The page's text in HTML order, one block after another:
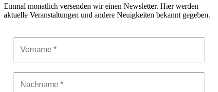
Einmal monatlich versenden wir einen Newsletter. Hier werden
aktuelle Veranstaltungen und andere Neuigkeiten bekannt gegeben.